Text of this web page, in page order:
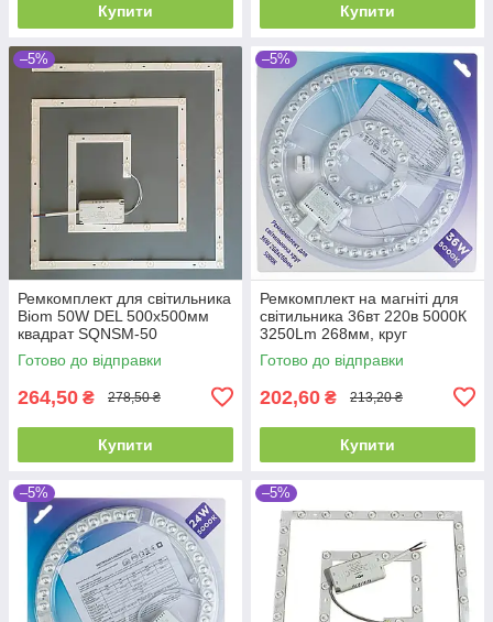
Купити Купити
–5%
Ремкомплект для світильника
Biom 50W DEL 500х500мм
квадрат SQNSM-50
Готово до відправки
264,50 ₴ 278,50 ₴
Купити
–5%
Ремкомплект на магніті для
світильника 36вт 220в 5000К
3250Lm 268мм, круг
Готово до відправки
202,60 ₴ 213,20 ₴
Купити
–5% –5%